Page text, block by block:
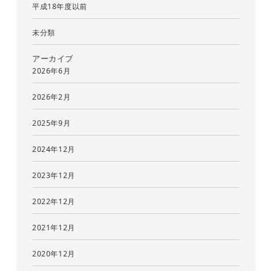
平成18年度以前
未分類
アーカイブ
2026年6月
2026年2月
2025年9月
2024年12月
2023年12月
2022年12月
2021年12月
2020年12月